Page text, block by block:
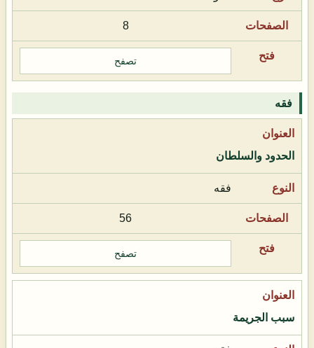
8
تصفح
فقه
الحدود والسلطان
فقه
56
تصفح
سبب الجريمة